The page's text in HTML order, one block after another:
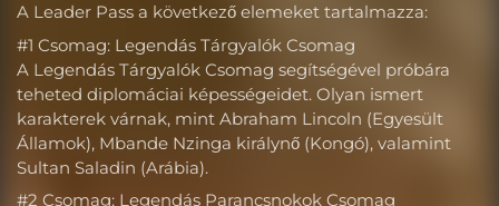
A Leader Pass a következő elemeket tartalmazza:
#1 Csomag: Legendás Tárgyalók Csomag
A Legendás Tárgyalók Csomag segítségével próbára
teheted diplomáciai képességeidet. Olyan ismert
karakterek várnak, mint Abraham Lincoln (Egyesült
Államok), Mbande Nzinga királynő (Kongó), valamint
Sultan Saladin (Arábia).
#2 Csomag: Legendás Parancsnokok Csomag